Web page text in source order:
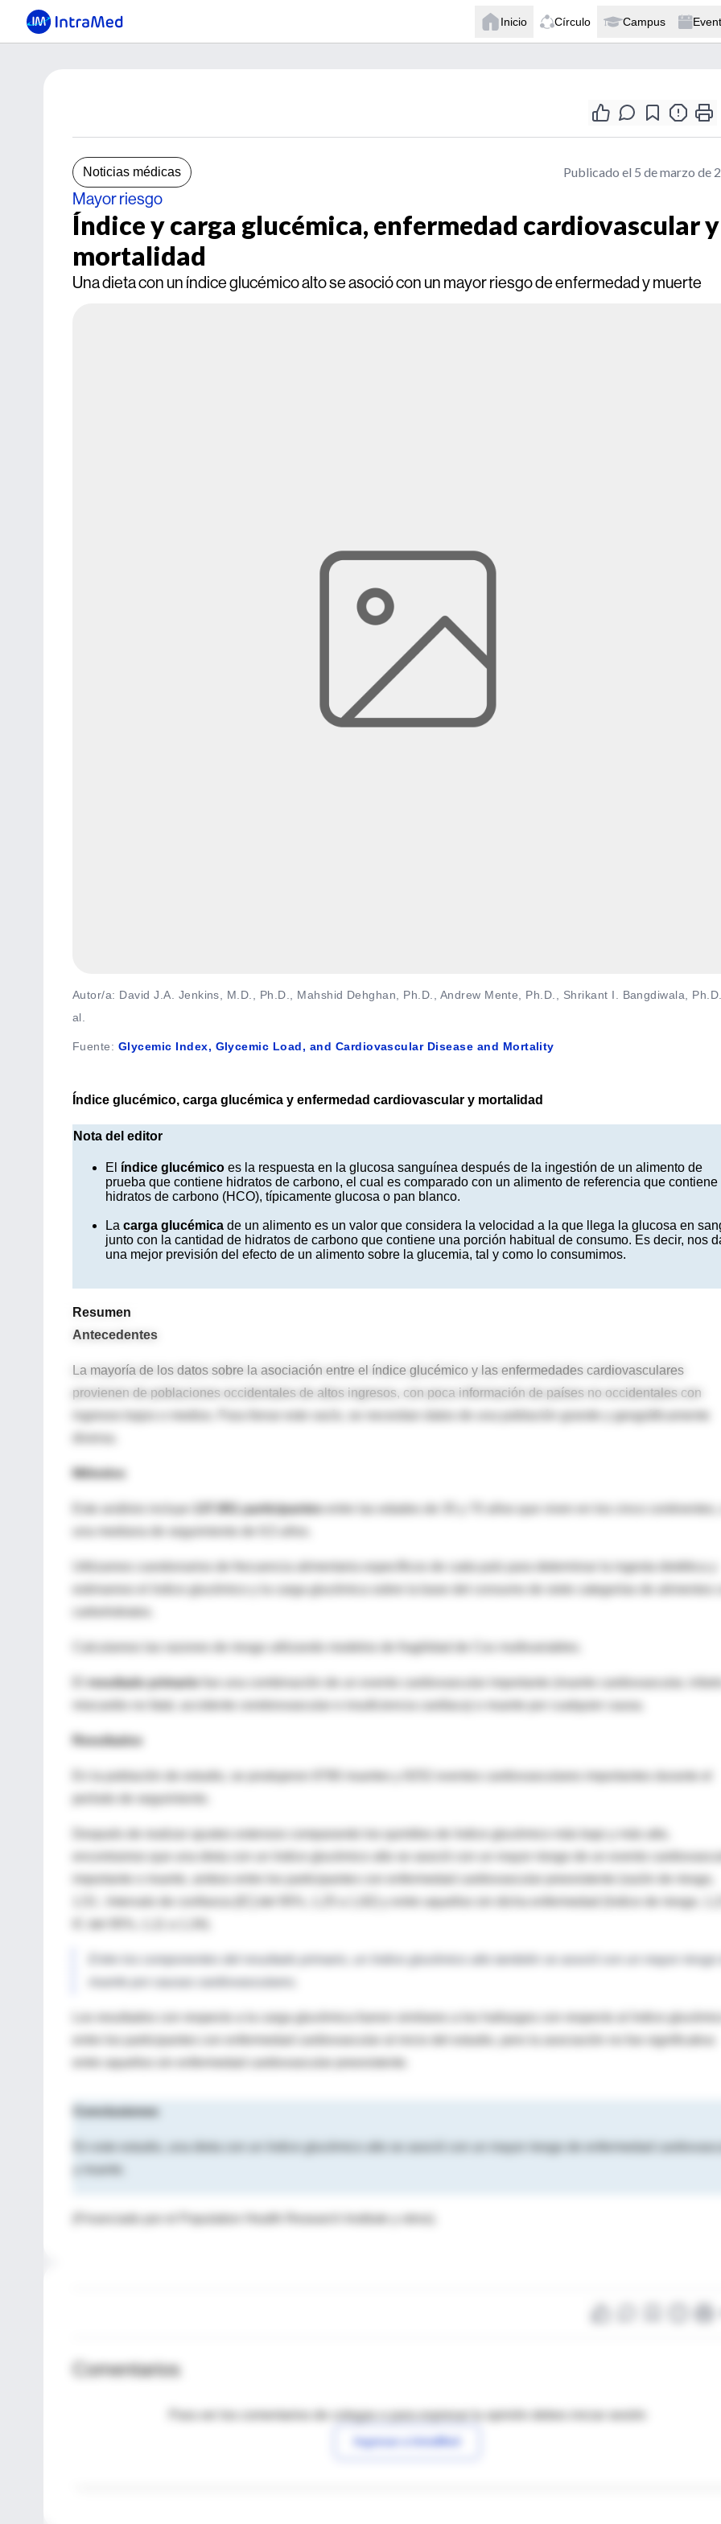
Inicio Círculo Campus
Noticias médicas Publicado el 5 de marzo de
Mayor riesgo
Índice y carga glucémica, enfermedad cardiovascular y
mortalidad
Una dieta con un índice glucémico alto se asoció con un mayor riesgo de enfermedad y muerte
Autor/a: David J.A. Jenkins, M.D., Ph.D., Mahshid Dehghan, Ph.D., Andrew Mente, Ph.D., Shrikant I. Bangdiwala,
al.
Fuente: Glycemic Index, Glycemic Load, and Cardiovascular Disease and Mortality
Índice glucémico, carga glucémica y enfermedad cardiovascular y mortalidad
Nota del editor
El índice glucémico es la respuesta en la glucosa sanguínea después de la ingestión de un alimento de
prueba que contiene hidratos de carbono, el cual es comparado con un alimento de referencia que contiene
hidratos de carbono (HCO), típicamente glucosa o pan blanco.
La carga glucémica de un alimento es un valor que considera la velocidad a la que llega la glucosa en
junto con la cantidad de hidratos de carbono que contiene una porción habitual de consumo. Es decir, nos
una mejor previsión del efecto de un alimento sobre la glucemia, tal y como lo consumimos.
Resumen
Antecedentes
La mayoría de los datos sobre la asociación entre el índice glucémico y las enfermedades cardiovasculares
provienen de poblaciones occidentales de altos ingresos, con poca información de países no occidentales con
ingresos bajos o medios. Para llenar este vacío, se necesitan datos de una población grande y geográficamente
Métodos
137.851 participantes
una mediana de seguimiento de 9,5 años.
Utilizamos cuestionarios de frecuencia alimentaria específicos de cada país para determinar la ingesta dietética y
estimamos el índice glucémico y la carga glucémica sobre la base del consumo de siete categorías de alimentos
Calculamos las razones de riesgo utilizando modelos de fragilidad de Cox multivariables.
resultado primario
fue una combinación de un evento cardiovascular importante (muerte cardiovascular,
Resultados
En la población de estudio, se produjeron 8780 muertes y 8252 eventos cardiovasculares importantes durante el
período de seguimiento.
encontramos que una dieta con un índice glucémico alto se asoció con un mayor riesgo de un evento
importante o muerte, ambos entre los participantes con enfermedad cardiovascular preexistente (razón de riesgo,
1,51 ; Intervalo de confianza [IC] del 95%, 1,25 a 1,82) y entre aquellos sin dicha enfermedad (índice de riesgo,
Entre los componentes del resultado primario, un índice glucémico alto también se asoció con un mayor riesgo
Los resultados con respecto a la carga glucémica fueron similares a los hallazgos con respecto al índice
entre los participantes con enfermedad cardiovascular al inicio del estudio, pero la asociación no fue significativa
entre aquellos sin enfermedad cardiovascular preexistente.
Conclusiones
En este estudio, una dieta con un índice glucémico alto se asoció con un mayor riesgo de enfermedad
Comentarios
Para ver los comentarios de colegas o para expresar tu opinión debes iniciar sesión
Ingresar a IntraMed